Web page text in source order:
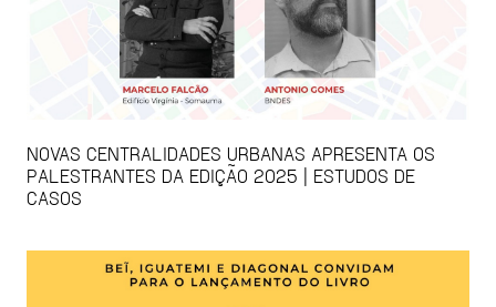
NOVAS CENTRALIDADES URBANAS APRESENTA OS
PALESTRANTES DA EDIÇÃO 2025 | ESTUDOS DE
CASOS